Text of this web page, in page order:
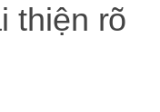
thiện rõ